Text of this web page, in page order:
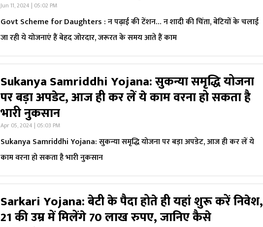
Jun 11, 2024 | 05:02 PM
Govt Scheme for Daughters : न पढ़ाई की टेंशन… न शादी की चिंता, बेटियों के चलाई
जा रही ये योजनाएं हैं बेहद जोरदार, जरूरत के समय आते हैं काम
Sukanya Samriddhi Yojana: सुकन्या समृद्धि योजना
पर बड़ा अपडेट, आज ही कर लें ये काम वरना हो सकता है
भारी नुकसान
Apr 05, 2024 | 05:03 PM
Sukanya Samriddhi Yojana: सुकन्या समृद्धि योजना पर बड़ा अपडेट, आज ही कर लें ये
काम वरना हो सकता है भारी नुकसान
Sarkari Yojana: बेटी के पैदा होते ही यहां शुरू करें निवेश,
21 की उम्र में मिलेंगे 70 लाख रुपए, जानिए कैसे